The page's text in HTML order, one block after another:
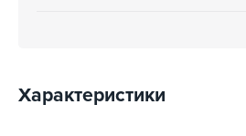
Характеристики